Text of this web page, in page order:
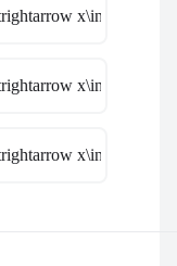
x\in\left]-
x\in\left]-